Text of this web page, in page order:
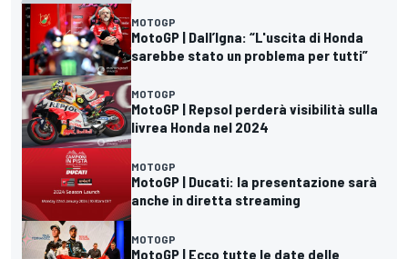
MOTOGP
MotoGP | Dall’Igna: “L'uscita di Honda
sarebbe stato un problema per tutti”
MOTOGP
MotoGP | Repsol perderà visibilità sulla
livrea Honda nel 2024
MOTOGP
MotoGP | Ducati: la presentazione sarà
anche in diretta streaming
MOTOGP
MotoGP | Ecco tutte le date delle